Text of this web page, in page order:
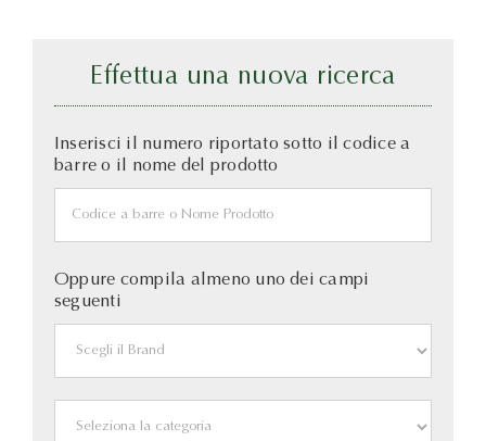
Effettua una nuova ricerca
Inserisci il numero riportato sotto il codice a
barre o il nome del prodotto
Oppure compila almeno uno dei campi
seguenti